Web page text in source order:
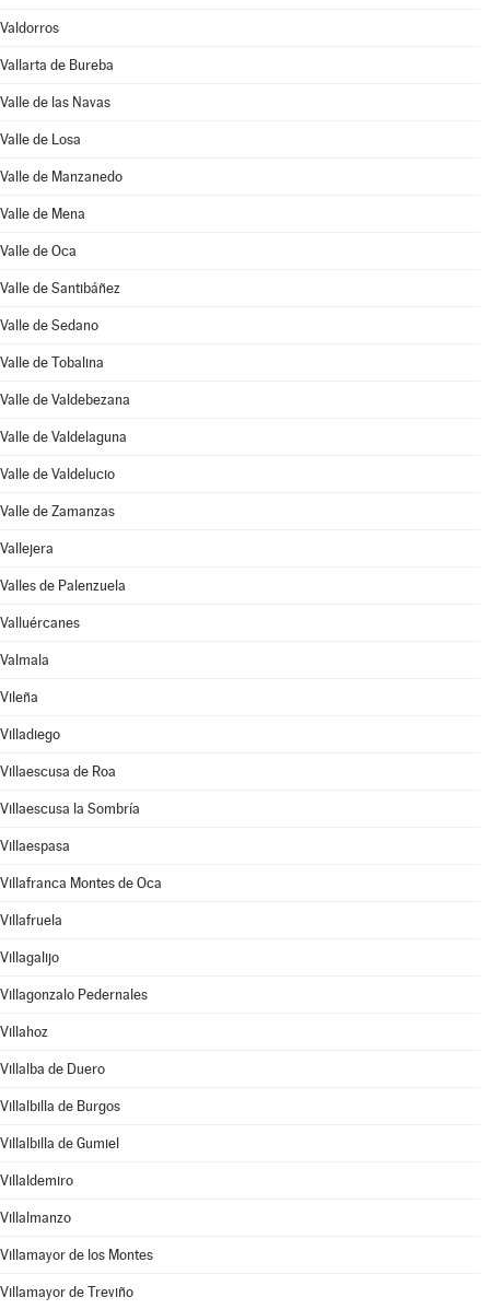
Valdorros
Vallarta de Bureba
Valle de las Navas
Valle de Losa
Valle de Manzanedo
Valle de Mena
Valle de Oca
Valle de Santibáñez
Valle de Sedano
Valle de Tobalina
Valle de Valdebezana
Valle de Valdelaguna
Valle de Valdelucio
Valle de Zamanzas
Vallejera
Valles de Palenzuela
Valluércanes
Valmala
Vileña
Villadiego
Villaescusa de Roa
Villaescusa la Sombría
Villaespasa
Villafranca Montes de Oca
Villafruela
Villagalijo
Villagonzalo Pedernales
Villahoz
Villalba de Duero
Villalbilla de Burgos
Villalbilla de Gumiel
Villaldemiro
Villalmanzo
Villamayor de los Montes
Villamayor de Treviño